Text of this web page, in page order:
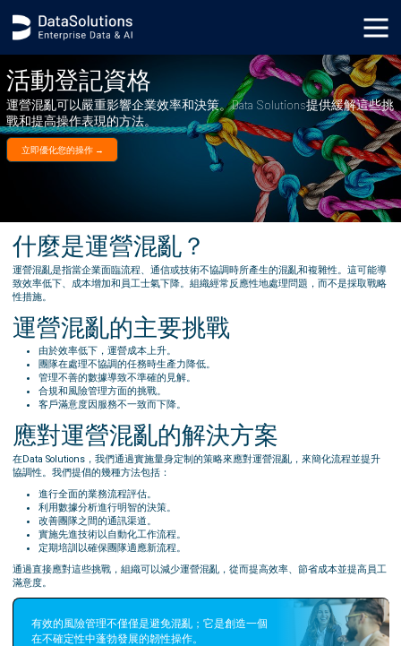
活動登記資格
運營混亂可以嚴重影響企業效率和決策。Data Solutions提供緩解這些挑
戰和提高操作表現的方法。
立即優化您的操作 →
什麼是運營混亂？
運營混亂是指當企業面臨流程、通信或技術不協調時所產生的混亂和複雜性。這可能導
致效率低下、成本增加和員工士氣下降。組織經常反應性地處理問題，而不是採取戰略
性措施。
運營混亂的主要挑戰
由於效率低下，運營成本上升。
團隊在處理不協調的任務時生產力降低。
管理不善的數據導致不準確的見解。
合規和風險管理方面的挑戰。
客戶滿意度因服務不一致而下降。
應對運營混亂的解決方案
在Data Solutions，我們通過實施量身定制的策略來應對運營混亂，來簡化流程並提升
協調性。我們提倡的幾種方法包括：
進行全面的業務流程評估。
利用數據分析進行明智的決策。
改善團隊之間的通訊渠道。
實施先進技術以自動化工作流程。
定期培訓以確保團隊適應新流程。
通過直接應對這些挑戰，組織可以減少運營混亂，從而提高效率、節省成本並提高員工
滿意度。
有效的風險管理不僅僅是避免混亂；它是創造一個
在不確定性中蓬勃發展的韌性操作。